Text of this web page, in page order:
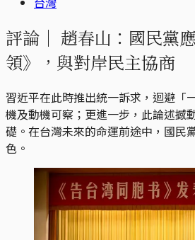
評論｜ 趙春山：國民黨
領》，與對岸民主協商
習近平在此時推出統一訴求，迴避「
機及動機可察；更進一步，此論述撼
礎。在台灣未來的命運前途中，國民
色。